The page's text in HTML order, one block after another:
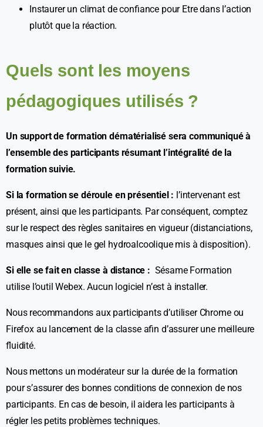
Instaurer un climat de confiance pour Etre dans l’action
plutôt que la réaction.
Quels sont les moyens
pédagogiques utilisés ?
Un support de formation dématérialisé sera communiqué à
l’ensemble des participants résumant l’intégralité de la
formation suivie.
Si la formation se déroule en présentiel : l’intervenant est
présent, ainsi que les participants. Par conséquent, comptez
sur le respect des règles sanitaires en vigueur (distanciations,
masques ainsi que le gel hydroalcoolique mis à disposition).
Si elle se fait en classe à distance : Sésame Formation
utilise l’outil Webex. Aucun logiciel n’est à installer.
Nous recommandons aux participants d’utiliser Chrome ou
Firefox au lancement de la classe afin d’assurer une meilleure
fluidité.
Nous mettons un modérateur sur la durée de la formation
pour s’assurer des bonnes conditions de connexion de nos
participants. En cas de besoin, il aidera les participants à
régler les petits problèmes techniques.